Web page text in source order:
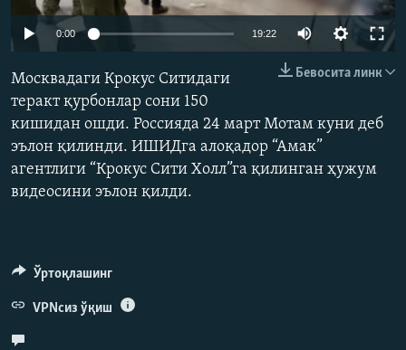
360p 480p
0:00 19:22
480p
Бевосита линк
Москвадаги Крокус Ситидаги
теракт қурбонлар сони 150
кишидан ошди. Россияда 24 март Мотам куни деб
эълон қилинди. ИШИДга алоқадор “Амак”
агентлиги “Крокус Сити Холл”га қилинган ҳужум
видеосини эълон қилди.
Ўртоқлашинг
VPNсиз ўқиш